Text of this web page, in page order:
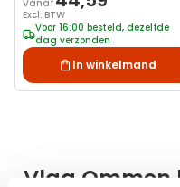
Vanaf
Excl. BTW
Voor 16:00 besteld, dezelfde
dag verzonden
In winkelmand
Vlag Ommen